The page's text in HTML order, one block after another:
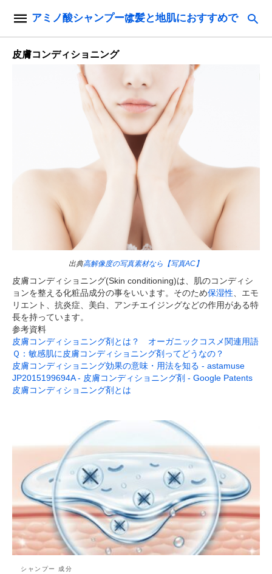
アミノ酸シャンプーは髪と地肌におすすめです。
皮膚コンディショニング
出典高解像度の写真素材なら【写真AC】
皮膚コンディショニング(Skin conditioning)は、肌のコンディシ
ョンを整える化粧品成分の事をいいます。そのため保湿性 、エモ
リエント、抗炎症、美白、アンチエイジングなどの作用がある特
長を持っています。
参考資料
皮膚コンディショニング剤とは？ オーガニックコスメ関連用語
Ｑ：敏感肌に皮膚コンディショニング剤ってどうなの？
皮膚コンディショニング効果の意味・用法を知る - astamuse
JP2015199694A - 皮膚コンディショニング剤 - Google Patents
皮膚コンディショニング剤とは
シャンプー 成分